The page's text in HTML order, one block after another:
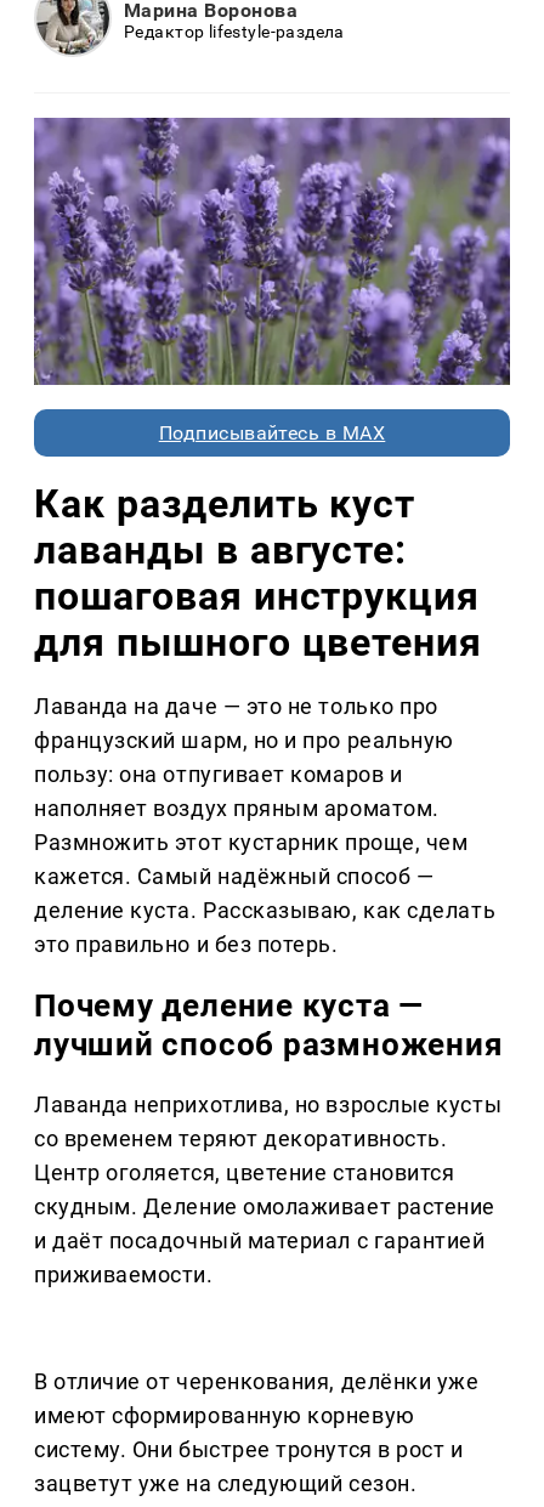
Марина Воронова
Редактор lifestyle-раздела
Подписывайтесь в MAX
Как разделить куст
лаванды в августе:
пошаговая инструкция
для пышного цветения
Лаванда на даче — это не только про
французский шарм, но и про реальную
пользу: она отпугивает комаров и
наполняет воздух пряным ароматом.
Размножить этот кустарник проще, чем
кажется. Самый надёжный способ —
деление куста. Рассказываю, как сделать
это правильно и без потерь.
Почему деление куста —
лучший способ размножения
Лаванда неприхотлива, но взрослые кусты
со временем теряют декоративность.
Центр оголяется, цветение становится
скудным. Деление омолаживает растение
и даёт посадочный материал с гарантией
приживаемости.
В отличие от черенкования, делёнки уже
имеют сформированную корневую
систему. Они быстрее тронутся в рост и
зацветут уже на следующий сезон.